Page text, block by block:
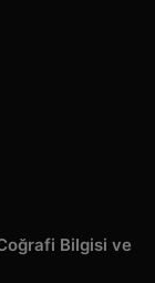
Bilgisi ve